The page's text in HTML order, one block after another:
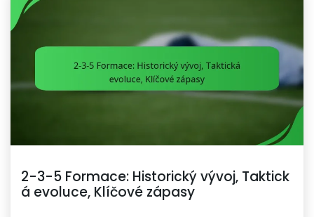
2-3-5 Formace: Historický vývoj, Taktick
á evoluce, Klíčové zápasy